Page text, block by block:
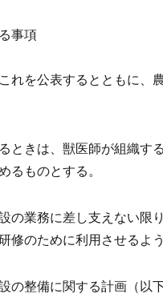
事項
れを公表するとともに、
ときは、獣医師が組織す
ものとする。
の業務に差し支えない限
のために利用させるよ
整備に関する計画（以